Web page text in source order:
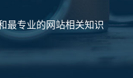
最专业的网站相关知识